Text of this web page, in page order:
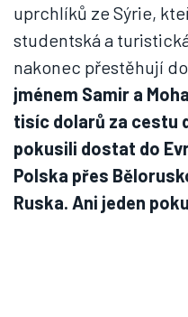
uprchlíků ze Sýrie,
studentská a
nakonec přestěhují
jménem Samir a
tisíc dolarů za cestu
pokusili dostat do
Polska přes
Ruska. Ani jeden